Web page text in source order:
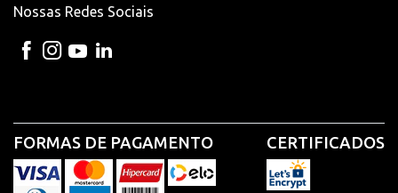
Nossas Redes Sociais
FORMAS DE PAGAMENTO CERTIFICADOS